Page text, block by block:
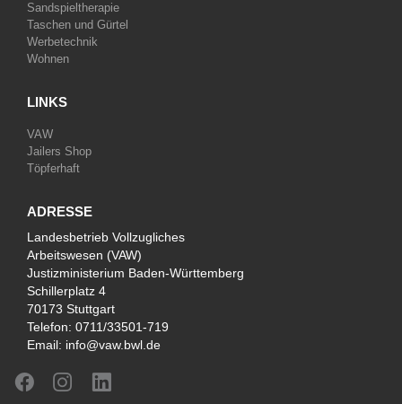
Sandspieltherapie
Taschen und Gürtel
Werbetechnik
Wohnen
LINKS
VAW
Jailers Shop
Töpferhaft
ADRESSE
Landesbetrieb Vollzugliches
Arbeitswesen (VAW)
Justizministerium Baden-Württemberg
Schillerplatz 4
70173 Stuttgart
Telefon: 0711/33501-719
Email: info@vaw.bwl.de